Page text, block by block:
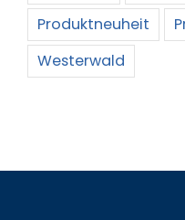
Produktneuheit
Westerwald